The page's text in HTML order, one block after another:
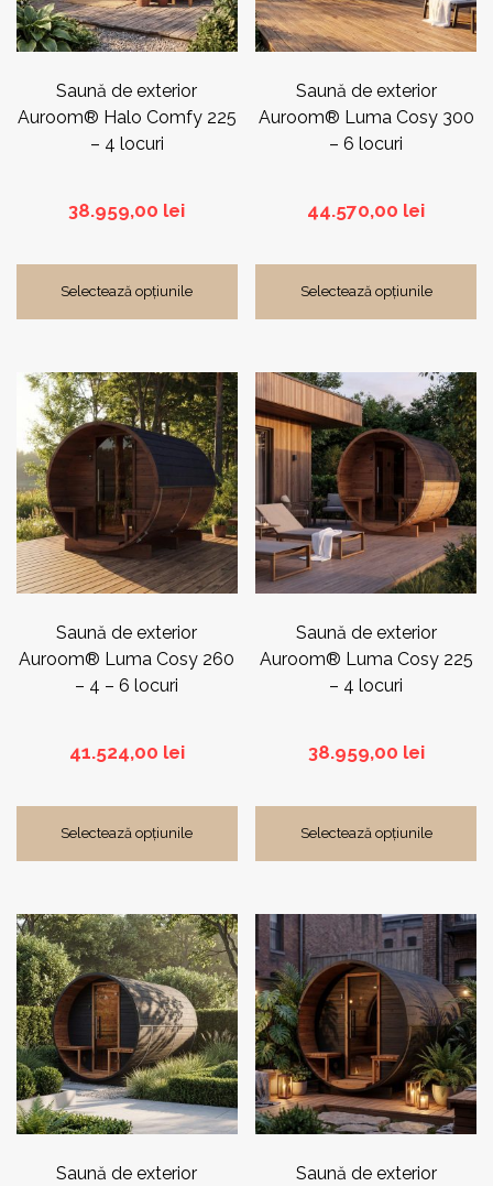
Dezinfectare(5)
Fantasy Spas®(6)
FreshWater®(12)
Watkins Wellness®(6)
Saună de exterior
Auroom® Halo Comfy 225
– 4 locuri
38.959,00 lei
Selectează opțiunile
Saună de exterior
Auroom® Luma Cosy 300
– 6 locuri
44.570,00 lei
Selectează opțiunile
Saună de exterior
Auroom® Luma Cosy 260
– 4 – 6 locuri
41.524,00 lei
Selectează opțiunile
Saună de exterior
Auroom® Luma Cosy 225
– 4 locuri
38.959,00 lei
Selectează opțiunile
Saună de exterior
Saună de exterior